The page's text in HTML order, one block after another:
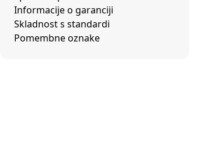
Informacije o garanciji
Skladnost s standardi
Pomembne oznake